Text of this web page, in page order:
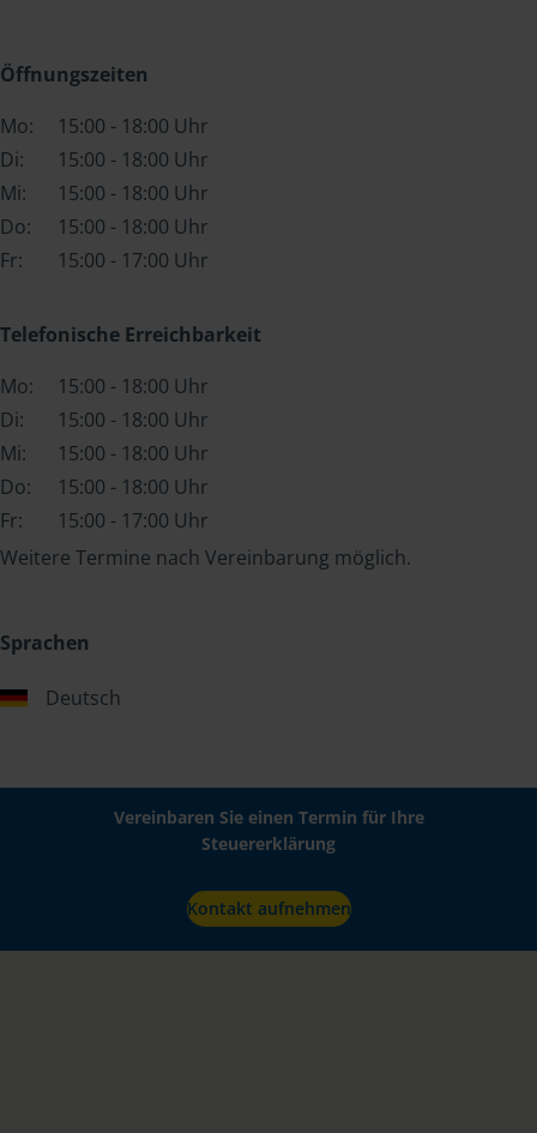
Öffnungszeiten
Mo:
15:00 - 18:00 Uhr
Di:
15:00 - 18:00 Uhr
Mi:
15:00 - 18:00 Uhr
Do:
15:00 - 18:00 Uhr
Fr:
15:00 - 17:00 Uhr
Telefonische Erreichbarkeit
Mo:
15:00 - 18:00 Uhr
Di:
15:00 - 18:00 Uhr
Mi:
15:00 - 18:00 Uhr
Do:
15:00 - 18:00 Uhr
Fr:
15:00 - 17:00 Uhr
Weitere Termine nach Vereinbarung möglich.
Sprachen
Deutsch
Vereinbaren Sie einen Termin für Ihre
Steuererklärung
Kontakt aufnehmen